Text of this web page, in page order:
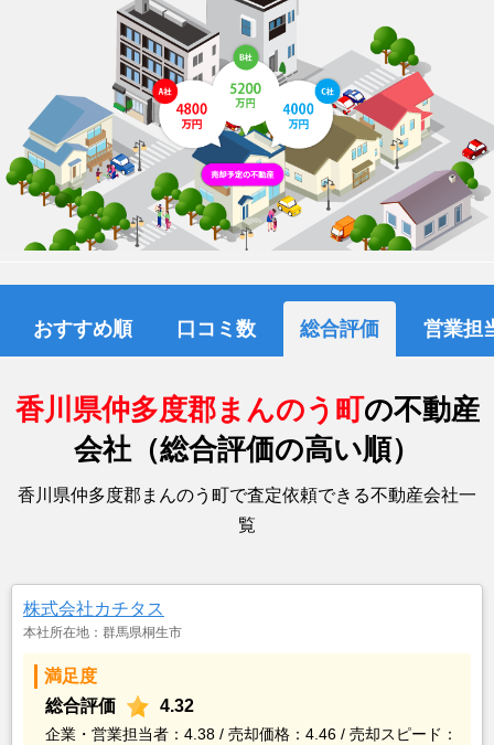
おすすめ順 口コミ数 総合評価 営業担
香川県仲多度郡まんのう町の不動産
会社（総合評価の高い順）
香川県仲多度郡まんのう町で査定依頼できる不動産会社一
覧
株式会社カチタス
本社所在地：群馬県桐生市
満足度
総合評価
4.32
企業・営業担当者：4.38 / 売却価格：4.46 / 売却スピード：